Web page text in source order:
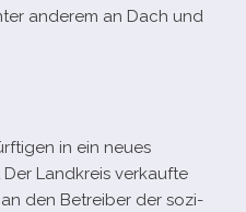
ande­rem an Dach und
in ein neues
Landkreis ver­kaufte
den Betreiber der sozi­